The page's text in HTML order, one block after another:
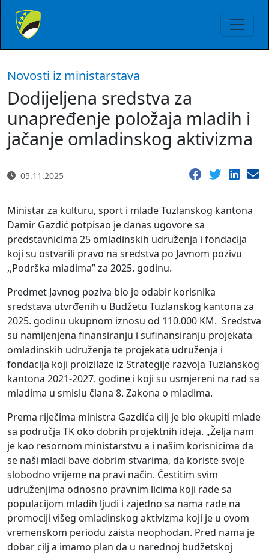
Novosti iz ministarstava
Dodijeljena sredstva za
unapređenje položaja mladih i
jačanje omladinskog aktivizma
05.11.2025
Ministar za kulturu, sport i mlade Tuzlanskog kantona
Damir Gazdić potpisao je danas ugovore sa
predstavnicima 25 omladinskih udruženja i fondacija
koji su ostvarili pravo na sredstva po Javnom pozivu
,,Podrška mladima” za 2025. godinu.
Predmet Javnog poziva bio je odabir korisnika
sredstava utvrđenih u Budžetu Tuzlanskog kantona za
2025. godinu ukupnom iznosu od 110.000 KM. Sredstva
su namijenjena finansiranju i sufinansiranju projekata
omladinskih udruženja te projekata udruženja i
fondacija koji proizilaze iz Strategije razvoja Tuzlanskog
kantona 2021-2027. godine i koji su usmjereni na rad sa
mladima u smislu člana 8. Zakona o mladima.
Prema riječima ministra Gazdića cilj je bio okupiti mlade
sa područja TK oko dobrih projektnih ideja. „Želja nam
je kao resornom ministarstvu a i našim korisnicima da
se naši mladi bave dobrim stvarima, da koriste svoje
slobodno vrijeme na pravi način. Čestitim svim
udruženjima odnosno pravnim licima koji rade sa
populacijom mladih ljudi i zajedno sa nama rade na
promociji višeg omladinskog aktivizma koji je u ovom
vremenskom periodu zaista neophodan. Pred nama je
dobar cilj a imamo plan da u narednoj budžetskoj